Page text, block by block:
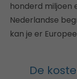
honderd miljoen
Nederlandse
kan je er
De